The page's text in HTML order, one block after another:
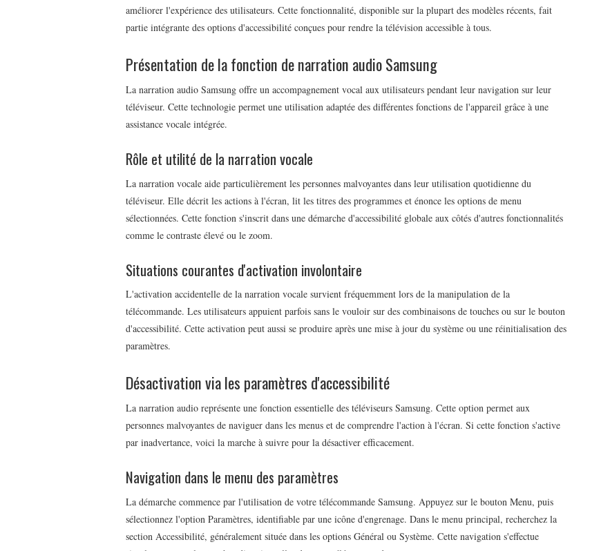
améliorer l'expérience des utilisateurs. Cette fonctionnalité, disponible sur la plupart des modèles récents, fait
partie intégrante des options d'accessibilité conçues pour rendre la télévision accessible à tous.
Présentation de la fonction de narration audio Samsung
La narration audio Samsung offre un accompagnement vocal aux utilisateurs pendant leur navigation sur leur
téléviseur. Cette technologie permet une utilisation adaptée des différentes fonctions de l'appareil grâce à une
assistance vocale intégrée.
Rôle et utilité de la narration vocale
La narration vocale aide particulièrement les personnes malvoyantes dans leur utilisation quotidienne du
téléviseur. Elle décrit les actions à l'écran, lit les titres des programmes et énonce les options de menu
sélectionnées. Cette fonction s'inscrit dans une démarche d'accessibilité globale aux côtés d'autres fonctionnalités
comme le contraste élevé ou le zoom.
Situations courantes d'activation involontaire
L'activation accidentelle de la narration vocale survient fréquemment lors de la manipulation de la
télécommande. Les utilisateurs appuient parfois sans le vouloir sur des combinaisons de touches ou sur le bouton
d'accessibilité. Cette activation peut aussi se produire après une mise à jour du système ou une réinitialisation des
paramètres.
Désactivation via les paramètres d'accessibilité
La narration audio représente une fonction essentielle des téléviseurs Samsung. Cette option permet aux
personnes malvoyantes de naviguer dans les menus et de comprendre l'action à l'écran. Si cette fonction s'active
par inadvertance, voici la marche à suivre pour la désactiver efficacement.
Navigation dans le menu des paramètres
La démarche commence par l'utilisation de votre télécommande Samsung. Appuyez sur le bouton Menu, puis
sélectionnez l'option Paramètres, identifiable par une icône d'engrenage. Dans le menu principal, recherchez la
section Accessibilité, généralement située dans les options Général ou Système. Cette navigation s'effectue